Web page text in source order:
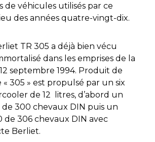
de véhicules utilisés par ce
des années quatre-vingt-dix.
TR 305 a déjà bien vécu
dans les emprises de la
septembre 1994. Produit de
« 305 » est propulsé par un six
de 12 litres, d’abord un
de 300 chevaux DIN puis un
de 306 chevaux DIN avec
Berliet.